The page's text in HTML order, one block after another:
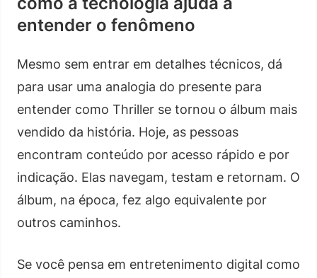
entender o fenômeno
Mesmo sem entrar em detalhes técnicos, dá
para usar uma analogia do presente para
entender como Thriller se tornou o álbum mais
vendido da história. Hoje, as pessoas
encontram conteúdo por acesso rápido e por
indicação. Elas navegam, testam e retornam. O
álbum, na época, fez algo equivalente por
outros caminhos.
Se você pensa em entretenimento digital como